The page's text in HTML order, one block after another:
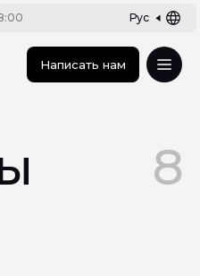
Рус
Написать нам
8